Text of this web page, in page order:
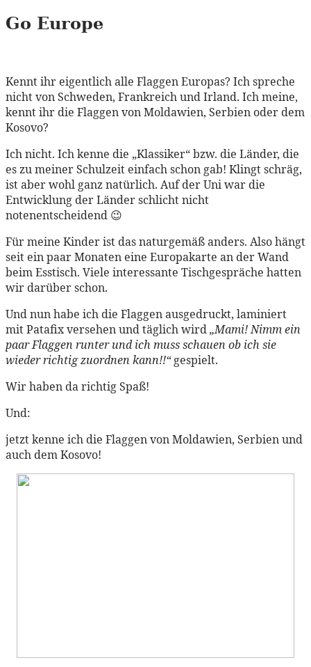
Go Europe
Kennt ihr eigentlich alle Flaggen Europas? Ich spreche
nicht von Schweden, Frankreich und Irland. Ich meine,
kennt ihr die Flaggen von Moldawien, Serbien oder dem
Kosovo?
Ich nicht. Ich kenne die „Klassiker“ bzw. die Länder, die
es zu meiner Schulzeit einfach schon gab! Klingt schräg,
ist aber wohl ganz natürlich. Auf der Uni war die
Entwicklung der Länder schlicht nicht
notenentscheidend 😉
Für meine Kinder ist das naturgemäß anders. Also hängt
seit ein paar Monaten eine Europakarte an der Wand
beim Esstisch. Viele interessante Tischgespräche hatten
wir darüber schon.
Und nun habe ich die Flaggen ausgedruckt, laminiert
mit Patafix versehen und täglich wird„Mami! Nimm ein
paar Flaggen runter und ich muss schauen ob ich sie
wieder richtig zuordnen kann!!“gespielt.
Wir haben da richtig Spaß!
Und:
jetzt kenne ich die Flaggen von Moldawien, Serbien und
auch dem Kosovo!